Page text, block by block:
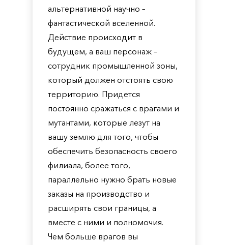
альтернативной научно –
фантастической вселенной.
Действие происходит в
будущем, а ваш персонаж –
сотрудник промышленной зоны,
который должен отстоять свою
территорию. Придется
постоянно сражаться с врагами и
мутантами, которые лезут на
вашу землю для того, чтобы
обеспечить безопасность своего
филиала, более того,
параллельно нужно брать новые
заказы на производство и
расширять свои границы, а
вместе с ними и полномочия.
Чем больше врагов вы